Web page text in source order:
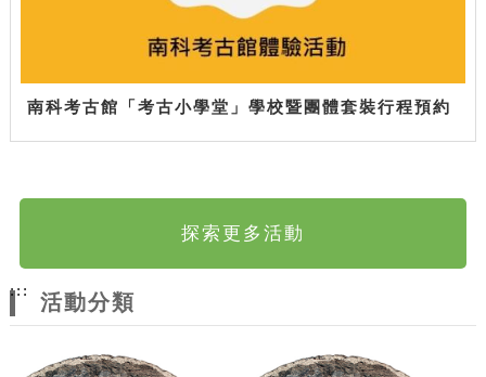
南科考古館「考古小學堂」學校暨團體套裝行程預約
探索更多活動
:::
活動分類